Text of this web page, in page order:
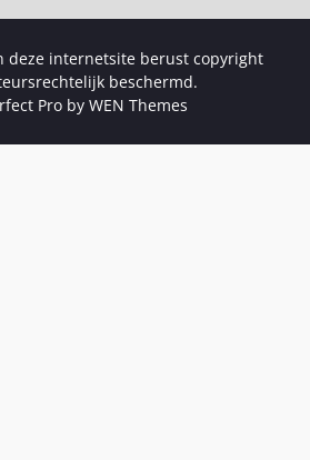
deze internetsite berust copyright
beschermd.
Pro by WEN Themes